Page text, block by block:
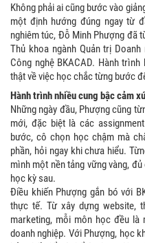
Không phải ai cũng bước vào
một định hướng đúng ngay từ
nghiêm túc, Đỗ Minh Phượng đã
Thủ khoa ngành Quản trị
Công nghệ BKACAD. Hành
thật về việc học chắc từng bước
Hành trình nhiều cung bậc cảm
Những ngày đầu, Phượng cũng
mới, đặc biệt là các
bước, cô chọn học chậm mà
phần, hỏi ngay khi chưa hiểu.
mình một nền tảng vững vàng,
học kỳ sau.
Điều khiến Phượng gắn bó với
thực tế. Từ xây dựng website,
marketing, mỗi môn học đều
doanh nghiệp. Với Phượng, học